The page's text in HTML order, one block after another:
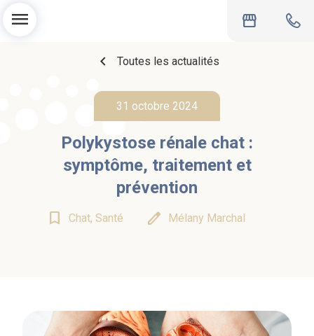
storefront
menu
chevron_left Toutes les actualités
31 octobre 2024
Polykystose rénale chat :
symptôme, traitement et
prévention
bookmark_border
Chat, Santé edit Mélany Marchal